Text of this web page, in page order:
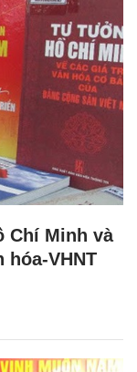
Chí Minh và
VHNT